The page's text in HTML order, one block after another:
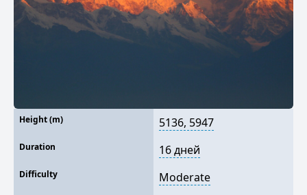
Height (m) 5136, 5947
Duration 16 дней
Difficulty Moderate